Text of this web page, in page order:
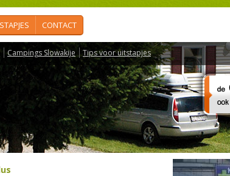
CONTACT
Campings Slowakije Tips voor uitstapjes